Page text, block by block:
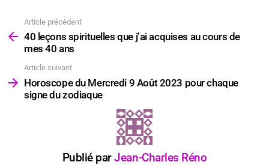
plus
Article précédent
40 leçons spirituelles que j’ai acquises au cours de
mes 40 ans
Article suivant
Horoscope du Mercredi 9 Août 2023 pour chaque
signe du zodiaque
Publié parJean-Charles Réno